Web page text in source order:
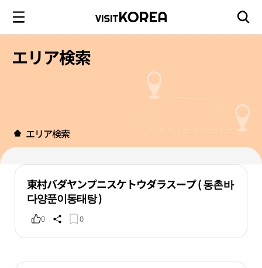
エリア検索
エリア検索
東村バダヤンプニスケトウダラスープ ( 동촌바
다양푼이동태탕 )
0 0